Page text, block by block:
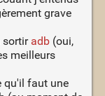
grave
sortir adb(oui,
meilleurs
qu'il faut une